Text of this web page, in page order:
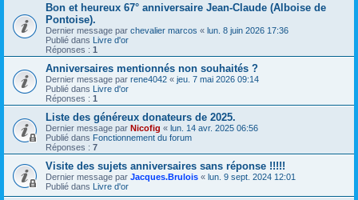
Bon et heureux 67° anniversaire Jean-Claude (Alboise de
Pontoise).
Dernier message par chevalier marcos « lun. 8 juin 2026 17:36
Publié dans Livre d'or
Réponses : 1
Anniversaires mentionnés non souhaités ?
Dernier message par rene4042 « jeu. 7 mai 2026 09:14
Publié dans Livre d'or
Réponses : 1
Liste des généreux donateurs de 2025.
Dernier message par Nicofig « lun. 14 avr. 2025 06:56
Publié dans Fonctionnement du forum
Réponses : 7
Visite des sujets anniversaires sans réponse !!!!!
Dernier message par Jacques.Brulois « lun. 9 sept. 2024 12:01
Publié dans Livre d'or